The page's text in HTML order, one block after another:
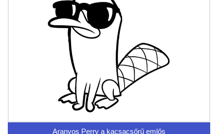
Aranyos Perry a kacsacsőrű emlős